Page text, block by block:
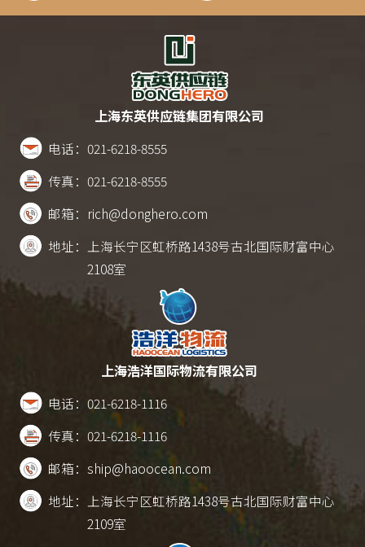
上海东英供应链集团有限公司
电话： 021-6218-8555
传真： 021-6218-8555
邮箱： rich@donghero.com
地址：
上海长宁区虹桥路1438号古北国际财富中心
2108室
上海浩洋国际物流有限公司
电话： 021-6218-1116
传真： 021-6218-1116
邮箱： ship@haoocean.com
地址：
上海长宁区虹桥路1438号古北国际财富中心
2109室